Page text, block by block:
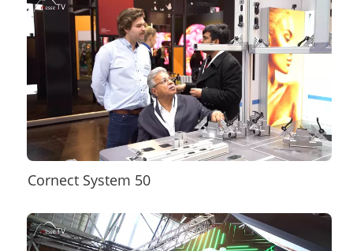
Cornect System 50